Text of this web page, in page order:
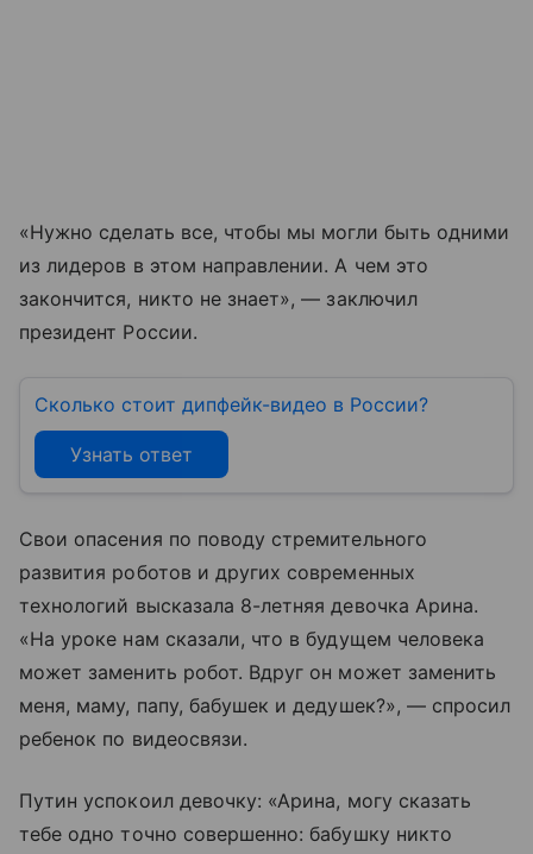
«Нужно сделать все, чтобы мы могли быть одними
из лидеров в этом направлении. А чем это
закончится, никто не знает», — заключил
президент России.
Сколько стоит дипфейк-видео в России?
Узнать ответ
Свои опасения по поводу стремительного
развития роботов и других современных
технологий высказала 8-летняя девочка Арина.
«На уроке нам сказали, что в будущем человека
может заменить робот. Вдруг он может заменить
меня, маму, папу, бабушек и дедушек?», — спросил
ребенок по видеосвязи.
Путин успокоил девочку: «Арина, могу сказать
тебе одно точно совершенно: бабушку никто